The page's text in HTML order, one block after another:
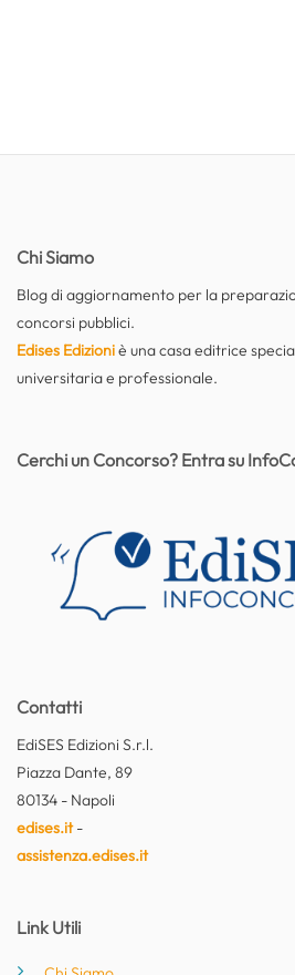
Chi Siamo
Blog di aggiornamento per la
concorsi pubblici.
Edises Edizioniè una casa editrice
universitaria e professionale.
Contatti
EdiSES Edizioni S.r.l.
Piazza Dante, 89
80134 - Napoli
edises.it-
assistenza.edises.it
Link Utili
Cerchi un Concorso? Entra su